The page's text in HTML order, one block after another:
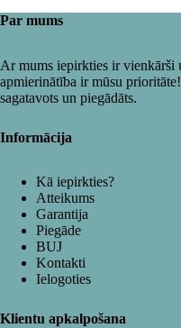
Par mums
Ar mums iepirkties ir vienkārši
apmierinātība ir mūsu
sagatavots un piegādāts.
Informācija
Kā iepirkties?
Atteikums
Garantija
Piegāde
BUJ
Kontakti
Ielogoties
Klientu apkalpošana